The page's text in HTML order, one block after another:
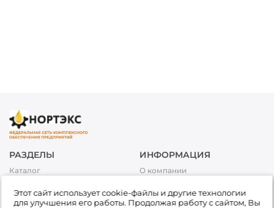
РАЗДЕЛЫ
Каталог
Топливо
ИНФОРМАЦИЯ
О компании
Условия доставки и возврата
товара
Этот сайт использует cookie-файлы и другие технологии
для улучшения его работы. Продолжая работу с сайтом, Вы